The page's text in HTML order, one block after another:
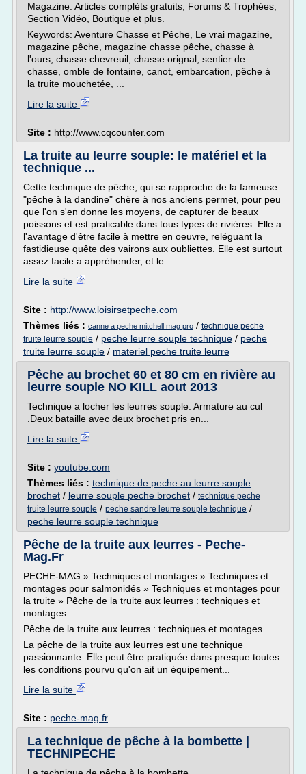
Magazine. Articles complèts gratuits, Forums & Trophées,
Section Vidéo, Boutique et plus.
Keywords: Aventure Chasse et Pêche, Le vrai magazine,
magazine pêche, magazine chasse pêche, chasse à
l'ours, chasse chevreuil, chasse orignal, sentier de
chasse, omble de fontaine, canot, embarcation, pêche à
la truite mouchetée, ...
Lire la suite
Site : http://www.cqcounter.com
La truite au leurre souple: le matériel et la
technique ...
Cette technique de pêche, qui se rapproche de la fameuse
"pêche à la dandine" chère à nos anciens permet, pour peu
que l'on s'en donne les moyens, de capturer de beaux
poissons et est praticable dans tous types de rivières. Elle a
l'avantage d'être facile à mettre en oeuvre, reléguant la
fastidieuse quête des vairons aux oubliettes. Elle est surtout
assez facile a appréhender, et le...
Lire la suite
Site : http://www.loisirsetpeche.com
Thèmes liés : canne a peche mitchell mag pro / technique peche
truite leurre souple / peche leurre souple technique / peche
truite leurre souple / materiel peche truite leurre
Pêche au brochet 60 et 80 cm en rivière au
leurre souple NO KILL aout 2013
Technique a locher les leurres souple. Armature au cul
.Deux bataille avec deux brochet pris en...
Lire la suite
Site : youtube.com
Thèmes liés : technique de peche au leurre souple
brochet / leurre souple peche brochet / technique peche
truite leurre souple / peche sandre leurre souple technique /
peche leurre souple technique
Pêche de la truite aux leurres - Peche-
Mag.Fr
PECHE-MAG » Techniques et montages » Techniques et
montages pour salmonidés » Techniques et montages pour
la truite » Pêche de la truite aux leurres : techniques et
montages
Pêche de la truite aux leurres : techniques et montages
La pêche de la truite aux leurres est une technique
passionnante. Elle peut être pratiquée dans presque toutes
les conditions pourvu qu'on ait un équipement...
Lire la suite
Site : peche-mag.fr
La technique de pêche à la bombette |
TECHNIPECHE